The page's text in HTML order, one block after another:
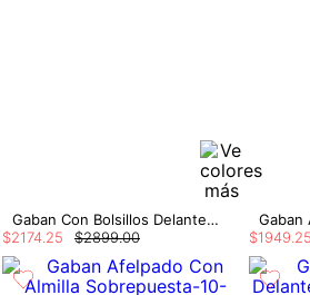
Gaban Con Bolsillos Delanteros
$2899.00
$2174 25 $1949 25